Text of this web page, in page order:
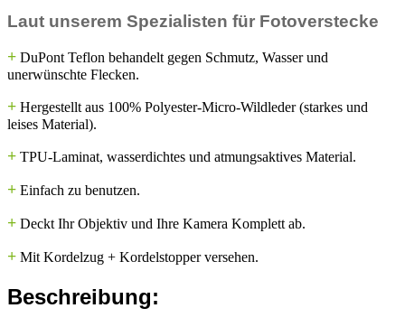
Laut unserem Spezialisten für Fotoverstecke
+ DuPont Teflon behandelt gegen Schmutz, Wasser und
unerwünschte Flecken.
+ Hergestellt aus 100% Polyester-Micro-Wildleder (starkes und
leises Material).
+ TPU-Laminat, wasserdichtes und atmungsaktives Material.
+ Einfach zu benutzen.
+ Deckt Ihr Objektiv und Ihre Kamera Komplett ab.
+ Mit Kordelzug + Kordelstopper versehen.
Beschreibung: